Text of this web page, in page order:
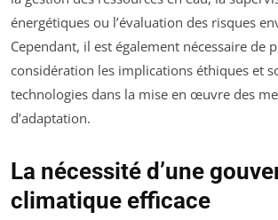
énergétiques ou l’évaluation des risques
Cependant, il est également nécessaire de
considération les implications éthiques et
technologies dans la mise en œuvre des
d’adaptation.
La nécessité d’une
climatique efficace